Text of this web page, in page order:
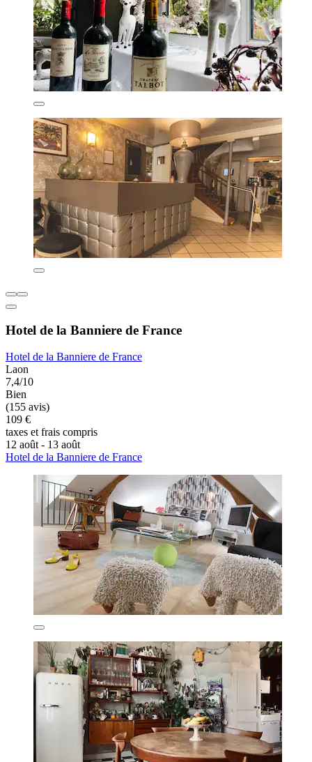
Hotel de la Banniere de France
Hotel de la Banniere de France
Laon
7,4/10
Bien
(155 avis)
109 €
taxes et frais compris
12 août - 13 août
Hotel de la Banniere de France